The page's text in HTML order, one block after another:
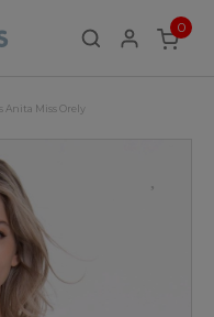
0
ITEMS
Anita Miss Orely